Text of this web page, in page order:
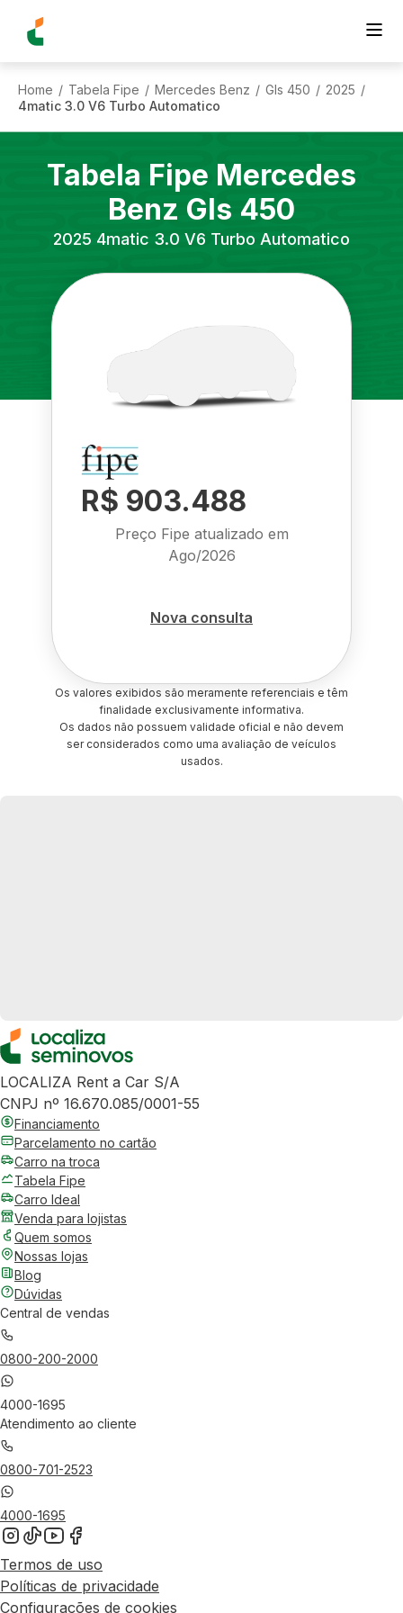
Home / Tabela Fipe / Mercedes Benz / Gls 450 / 2025 /
4matic 3.0 V6 Turbo Automatico
Tabela Fipe Mercedes
Benz Gls 450
2025 4matic 3.0 V6 Turbo Automatico
R$ 903.488
Preço Fipe atualizado em
Ago/2026
Nova consulta
Os valores exibidos são meramente referenciais e têm
finalidade exclusivamente informativa.
Os dados não possuem validade oficial e não devem
ser considerados como uma avaliação de veículos
usados.
LOCALIZA Rent a Car S/A
CNPJ nº 16.670.085/0001-55
Financiamento
Parcelamento no cartão
Carro na troca
Tabela Fipe
Carro Ideal
Venda para lojistas
Quem somos
Nossas lojas
Blog
Dúvidas
Central de vendas
0800-200-2000
4000-1695
Atendimento ao cliente
0800-701-2523
4000-1695
Termos de uso
Políticas de privacidade
Configurações de cookies